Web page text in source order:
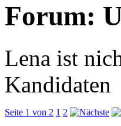
Forum:
Lena ist
Kandidaten
Seite 1 von 2 1 2